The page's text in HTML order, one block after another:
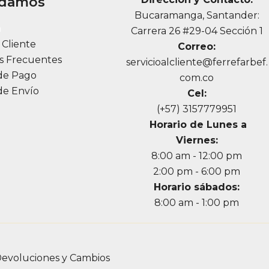
Cliente
Frecuentes
Pago
Envío
Bucaramanga, Santander:
Carrera 26 #29-04 Sección 1
Correo:
servicioalcliente@ferrefarbef.
com.co
Cel:
(+57) 3157779951
Horario de Lunes a
Viernes:
8:00 am - 12:00 pm
2:00 pm - 6:00 pm
Horario sábados:
8:00 am - 1:00 pm
y Cambios